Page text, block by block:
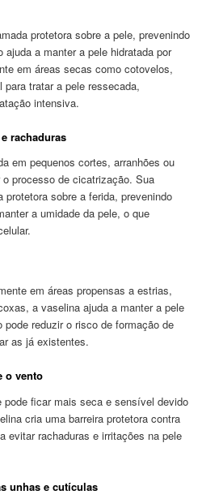
protetora sobre a pele, prevenindo
ajuda a manter a pele hidratada por
em áreas secas como cotovelos,
tratar a pele ressecada,
intensiva.
rachaduras
em pequenos cortes, arranhões ou
o processo de cicatrização. Sua
protetora sobre a ferida, prevenindo
a umidade da pele, o que
em áreas propensas a estrias,
a vaselina ajuda a manter a pele
reduzir o risco de formação de
as já existentes.
o vento
pode ficar mais seca e sensível devido
cria uma barreira protetora contra
evitar rachaduras e irritações na pele
unhas e cutículas